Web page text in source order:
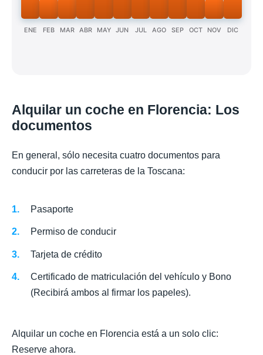
ENE FEB MAR ABR MAY JUN JUL AGO SEP OCT NOV DIC
Alquilar un coche en Florencia: Los
documentos
En general, sólo necesita cuatro documentos para
conducir por las carreteras de la Toscana:
Pasaporte
Permiso de conducir
Tarjeta de crédito
Certificado de matriculación del vehículo y Bono
(Recibirá ambos al firmar los papeles).
Alquilar un coche en Florencia está a un solo clic:
Reserve ahora.